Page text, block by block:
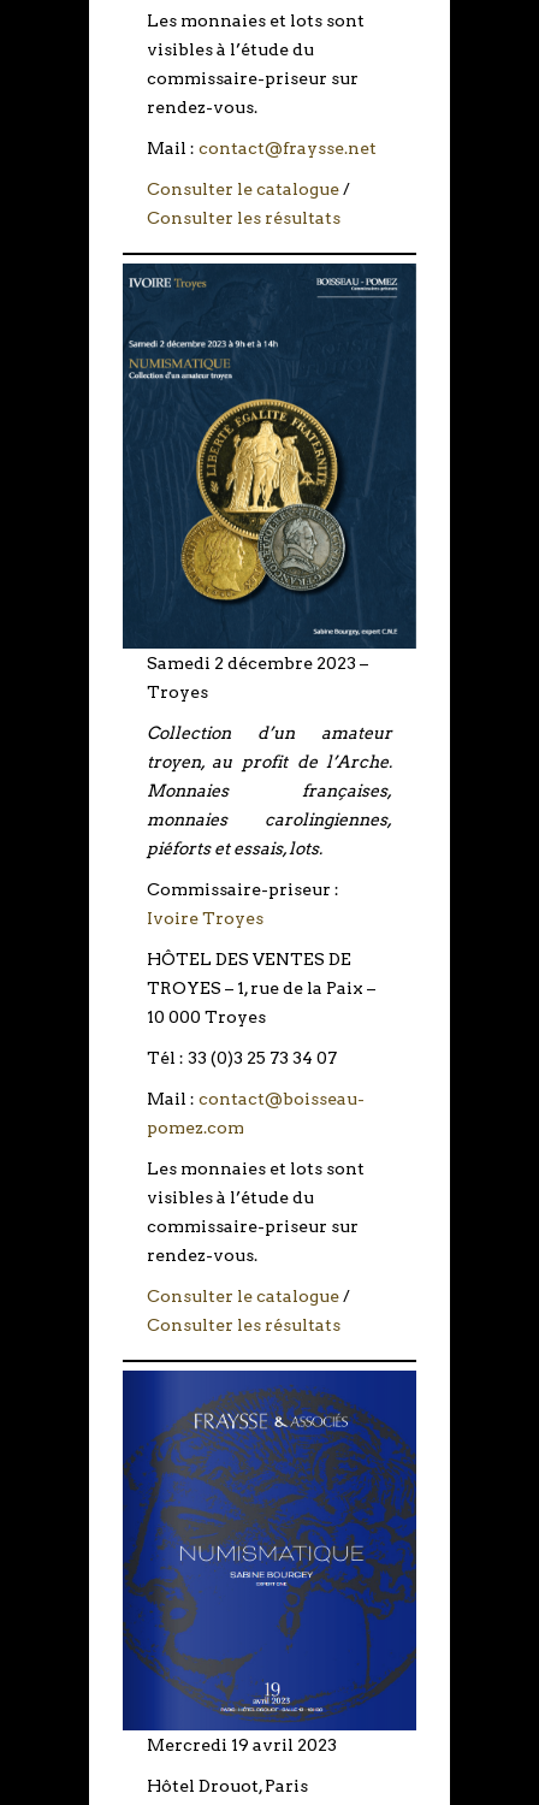
Les monnaies et lots sont
visibles à l’étude du
commissaire-priseur sur
rendez-vous.
Mail : contact@fraysse.net
Consulter le catalogue/
Consulter les résultats
Samedi 2 décembre 2023 –
Troyes
Collection d’un amateur
troyen, au profit de l’Arche.
Monnaies françaises,
monnaies carolingiennes,
piéforts et essais, lots.
Commissaire-priseur :
Ivoire Troyes
HÔTEL DES VENTES DE
TROYES – 1, rue de la Paix –
10 000 Troyes
Tél : 33 (0)3 25 73 34 07
Mail : contact@boisseau-
pomez.com
Les monnaies et lots sont
visibles à l’étude du
commissaire-priseur sur
rendez-vous.
Consulter le catalogue/
Consulter les résultats
Mercredi 19 avril 2023
Hôtel Drouot, Paris